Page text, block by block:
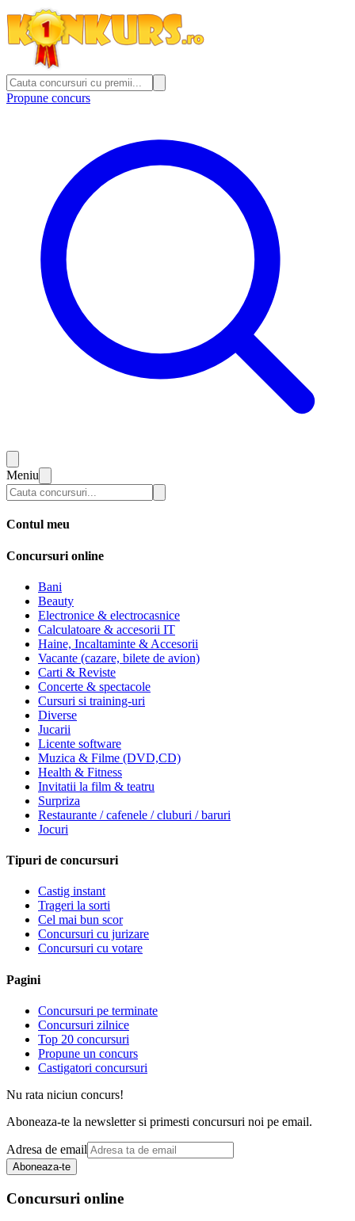
Propune concurs
Meniu
Contul meu
Concursuri online
Bani
Beauty
Electronice & electrocasnice
Calculatoare & accesorii IT
Haine, Incaltaminte & Accesorii
Vacante (cazare, bilete de avion)
Carti & Reviste
Concerte & spectacole
Cursuri si training-uri
Diverse
Jucarii
Licente software
Muzica & Filme (DVD,CD)
Health & Fitness
Invitatii la film & teatru
Surpriza
Restaurante / cafenele / cluburi / baruri
Jocuri
Tipuri de concursuri
Castig instant
Trageri la sorti
Cel mai bun scor
Concursuri cu jurizare
Concursuri cu votare
Pagini
Concursuri pe terminate
Concursuri zilnice
Top 20 concursuri
Propune un concurs
Castigatori concursuri
Nu rata niciun concurs!
Aboneaza-te la newsletter si primesti concursuri noi pe email.
Adresa de email
Aboneaza-te
Concursuri online